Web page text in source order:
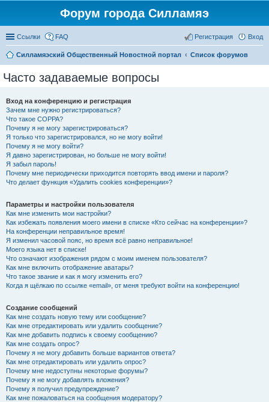
Форум города Силламяэ
Ссылки FAQ Вход
Регистрация
Силламяэский Общественный Новостной портал Список форумов
Часто задаваемые вопросы
Вход на конференцию и регистрация
Зачем мне нужно регистрироваться?
Что такое COPPA?
Почему я не могу зарегистрироваться?
Я только что зарегистрировался, но не могу войти!
Почему я не могу войти?
Я давно зарегистрирован, но больше не могу войти!
Я забыл пароль!
Почему мне периодически приходится повторять ввод имени и пароля?
Что делает функция «Удалить cookies конференции»?
Параметры и настройки пользователя
Как мне изменить мои настройки?
Как избежать появления моего имени в списке «Кто сейчас на конференции»?
На конференции неправильное время!
Я изменил часовой пояс, но время всё равно неправильное!
Моего языка нет в списке!
Что означают изображения рядом с моим именем пользователя?
Как мне включить отображение аватары?
Что такое звание и как я могу изменить его?
Когда я щёлкаю по ссылке «email», от меня требуют войти на конференцию!
Создание сообщений
Как мне создать новую тему или сообщение?
Как мне отредактировать или удалить сообщение?
Как мне добавить подпись к своему сообщению?
Как мне создать опрос?
Почему я не могу добавить больше вариантов ответа?
Как мне отредактировать или удалить опрос?
Почему мне недоступны некоторые форумы?
Почему я не могу добавлять вложения?
Почему я получил предупреждение?
Как мне пожаловаться на сообщения модератору?